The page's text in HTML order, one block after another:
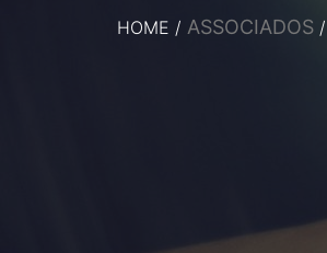
HOME / ASSOCIADOS /